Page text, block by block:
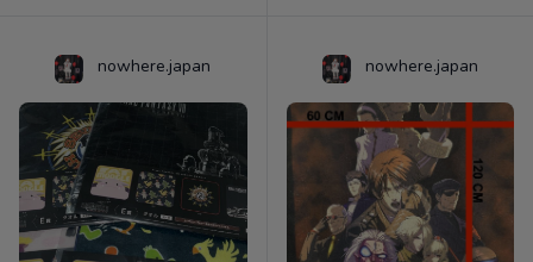
nowhere.japan nowhere.japan